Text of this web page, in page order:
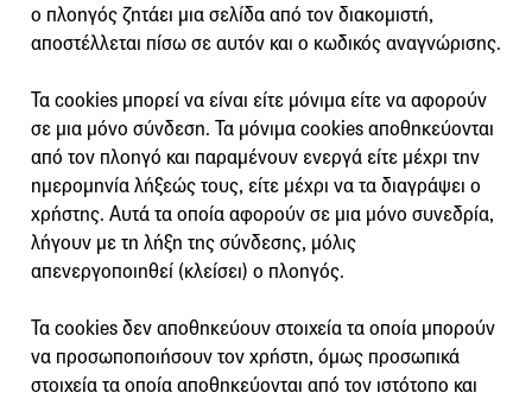
ο πλοηγός ζητάει μια σελίδα από τον διακομιστή,
αποστέλλεται πίσω σε αυτόν και ο κωδικός αναγνώρισης.
Τα cookies μπορεί να είναι είτε μόνιμα είτε να αφορούν
σε μια μόνο σύνδεση. Τα μόνιμα cookies αποθηκεύονται
από τον πλοηγό και παραμένουν ενεργά είτε μέχρι την
ημερομηνία λήξεώς τους, είτε μέχρι να τα διαγράψει ο
χρήστης. Αυτά τα οποία αφορούν σε μια μόνο συνεδρία,
λήγουν με τη λήξη της σύνδεσης, μόλις
απενεργοποιηθεί (κλείσει) ο πλοηγός.
Τα cookies δεν αποθηκεύουν στοιχεία τα οποία μπορούν
να προσωποποιήσουν τον χρήστη, όμως προσωπικά
στοιχεία τα οποία αποθηκεύονται από τον ιστότοπο και